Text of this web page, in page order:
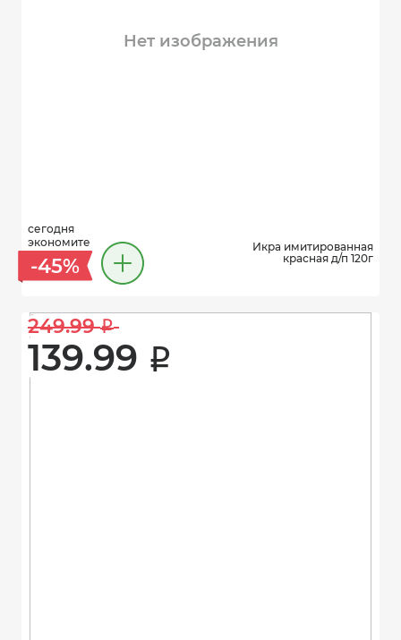
Нет изображения
сегодня
экономите
-45%
Икра имитированная
красная д/п 120г
249.99 i
139.99 i